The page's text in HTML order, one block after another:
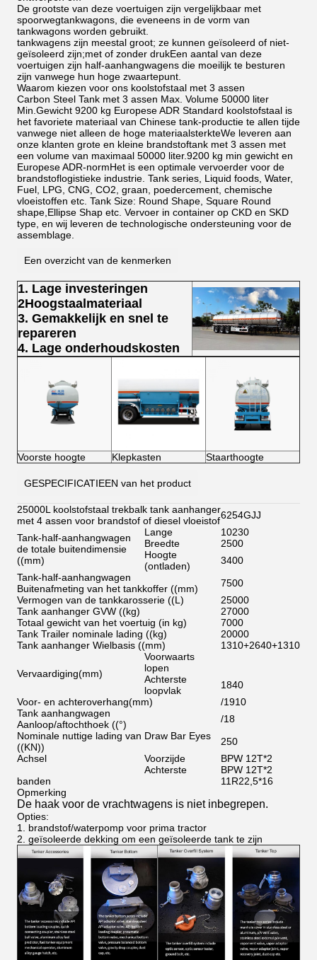
De grootste van deze voertuigen zijn vergelijkbaar met
spoorwegtankwagons, die eveneens in de vorm van
tankwagons worden gebruikt.
tankwagens zijn meestal groot; ze kunnen geïsoleerd of niet-
geïsoleerd zijn;met of zonder drukEen aantal van deze
voertuigen zijn half-aanhangwagens die moeilijk te besturen
zijn vanwege hun hoge zwaartepunt.
Waarom kiezen voor ons koolstofstaal met 3 assen
Carbon Steel Tank met 3 assen Max. Volume 50000 liter
Min.Gewicht 9200 kg Europese ADR Standard koolstofstaal is
het favoriete materiaal van Chinese tank-productie te allen tijde
vanwege niet alleen de hoge materiaalsterkteWe leveren aan
onze klanten grote en kleine brandstoftank met 3 assen met
een volume van maximaal 50000 liter.9200 kg min gewicht en
Europese ADR-normHet is een optimale vervoerder voor de
brandstoflogistieke industrie. Tank series, Liquid foods, Water,
Fuel, LPG, CNG, CO2, graan, poedercement, chemische
vloeistoffen etc. Tank Size: Round Shape, Square Round
shape,Ellipse Shap etc. Vervoer in container op CKD en SKD
type, en wij leveren de technologische ondersteuning voor de
assemblage.
Een overzicht van de kenmerken
1. Lage investeringen
2Hoogstaalmateriaal
3. Gemakkelijk en snel te
repareren
4. Lage onderhoudskosten
Voorste hoogte Klepkasten Staarthoogte
GESPECIFICATIEEN van het product
25000L koolstofstaal trekbalk tank aanhanger
met 4 assen voor brandstof of diesel vloeistof6254GJJ
Tank-half-aanhangwagen
de totale buitendimensie
((mm)
Lange
10230
Breedte
2500
Hoogte
(ontladen)
3400
Tank-half-aanhangwagen
Buitenafmeting van het tankkoffer ((mm)
7500
Vermogen van de tankkarosserie ((L)
25000
Tank aanhanger GVW ((kg)
27000
Totaal gewicht van het voertuig (in kg)
7000
Tank Trailer nominale lading ((kg)
20000
Tank aanhanger Wielbasis ((mm)
1310+2640+1310
Vervaardiging(mm)
Voorwaarts
lopen
Achterste
loopvlak
1840
Voor- en achteroverhang(mm)
/1910
Tank aanhangwagen
Aanloop/aftochthoek ((°)
/18
Nominale nuttige lading van Draw Bar Eyes
((KN))
250
Achsel
Voorzijde
BPW 12T*2
Achterste
BPW 12T*2
banden
11R22,5*16
Opmerking
De haak voor de vrachtwagens is niet inbegrepen.
Opties:
1. brandstof/waterpomp voor prima tractor
2. geïsoleerde dekking om een geïsoleerde tank te zijn